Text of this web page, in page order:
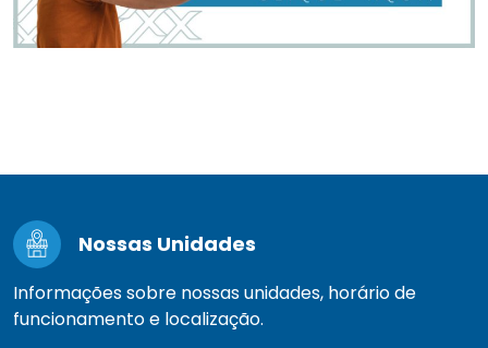
Nossas Unidades
Informações sobre nossas unidades, horário de
funcionamento e localização.